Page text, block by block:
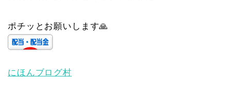
ポチッとお願いします🙏
にほんブログ村